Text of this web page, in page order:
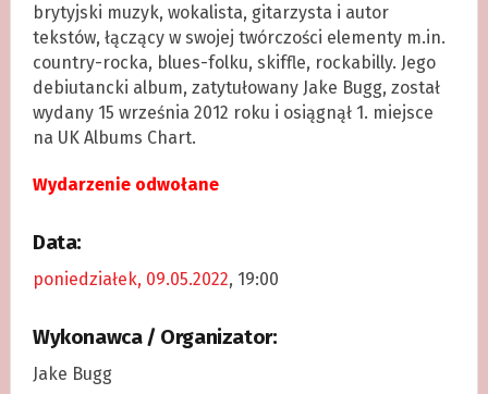
brytyjski muzyk, wokalista, gitarzysta i autor
tekstów, łączący w swojej twórczości elementy m.in.
country-rocka, blues-folku, skiffle, rockabilly. Jego
debiutancki album, zatytułowany Jake Bugg, został
wydany 15 września 2012 roku i osiągnął 1. miejsce
na UK Albums Chart.
Wydarzenie odwołane
Data:
poniedziałek, 09.05.2022, 19:00
Wykonawca / Organizator:
Jake Bugg